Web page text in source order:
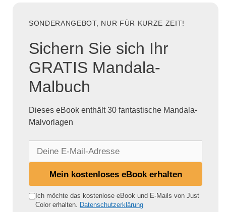
SONDERANGEBOT, NUR FÜR KURZE ZEIT!
Sichern Sie sich Ihr
GRATIS Mandala-
Malbuch
Dieses eBook enthält 30 fantastische Mandala-
Malvorlagen
e
Mein kostenloses eBook erhalten
Ich möchte das kostenlose eBook und E-Mails von Just
Color erhalten. Datenschutzerklärung